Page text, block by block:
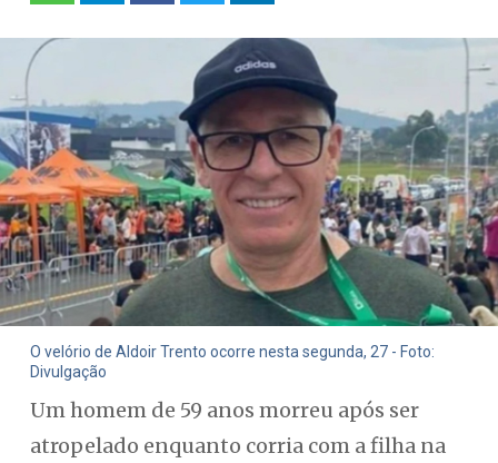
O velório de Aldoir Trento ocorre nesta segunda, 27 - Foto:
Divulgação
Um homem de 59 anos morreu após ser
atropelado enquanto corria com a filha na